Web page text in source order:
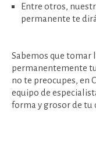
Entre otros,
permanente te
Sabemos que tomar
permanentemente
no te preocupes, en
equipo de
forma y grosor de tu